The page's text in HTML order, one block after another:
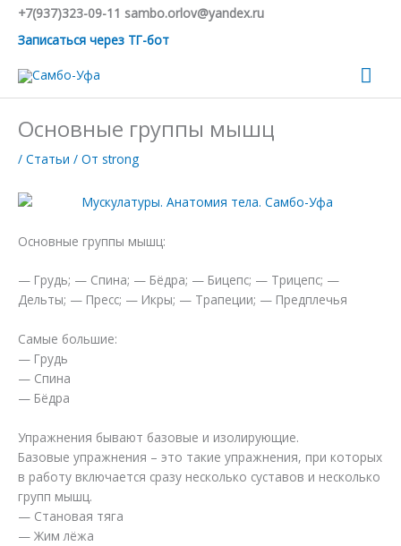
Перейти
содержимому
+7(937)323-09-11 sambo.orlov@yandex.ru
Записаться через ТГ-бот
Основные группы мышц
/ Статьи / От strong
Основные группы мышц:
— Грудь; — Спина; — Бёдра; — Бицепс; — Трицепс; —
Дельты; — Пресс; — Икры; — Трапеции; — Предплечья
Самые большие:
— Грудь
— Спина
— Бёдра
Упражнения бывают базовые и изолирующие.
Базовые упражнения – это такие упражнения, при которых
в работу включается сразу несколько суставов и несколько
групп мышц.
— Становая тяга
— Жим лёжа